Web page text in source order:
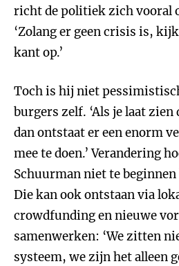
richt de politiek zich vooral
‘Zolang er geen crisis is,
kant op.’
Toch is hij niet
burgers zelf. ‘Als je laat
dan ontstaat er een enorm
mee te doen.’ Verandering
Schuurman niet te
Die kan ook ontstaan via
crowdfunding en nieuwe
samenwerken: ‘We zitten
systeem, we zijn het alleen